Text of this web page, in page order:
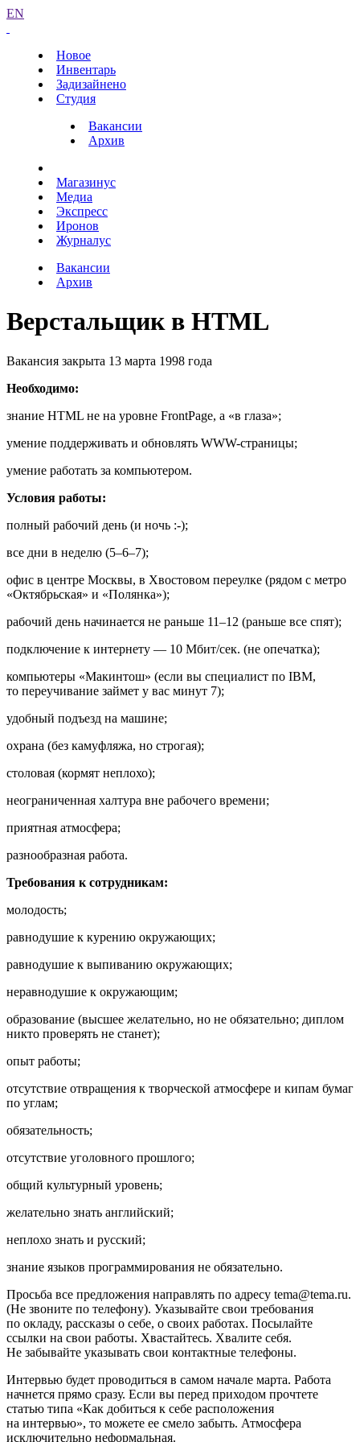
EN
Новое
Инвентарь
Задизайнено
Студия
Вакансии
Архив
Магазинус
Медиа
Экспресс
Иронов
Журналус
Вакансии
Архив
Верстальщик в HTML
Вакансия закрыта 13 марта 1998 года
Необходимо:
знание HTML не на уровне FrontPage, а «в глаза»;
умение поддерживать и обновлять WWW-страницы;
умение работать за компьютером.
Условия работы:
полный рабочий день (и ночь :-);
все дни в неделю (5–6–7);
офис в центре Москвы, в Хвостовом переулке (рядом с метро
«Октябрьская» и «Полянка»);
рабочий день начинается не раньше 11–12 (раньше все спят);
подключение к интернету — 10 Мбит/сек. (не опечатка);
компьютеры «Макинтош» (если вы специалист по IBM,
то переучивание займет у вас минут 7);
удобный подъезд на машине;
охрана (без камуфляжа, но строгая);
столовая (кормят неплохо);
неограниченная халтура вне рабочего времени;
приятная атмосфера;
разнообразная работа.
Требования к сотрудникам:
молодость;
равнодушие к курению окружающих;
равнодушие к выпиванию окружающих;
неравнодушие к окружающим;
образование (высшее желательно, но не обязательно; диплом
никто проверять не станет);
опыт работы;
отсутствие отвращения к творческой атмосфере и кипам бумаг
по углам;
обязательность;
отсутствие уголовного прошлого;
общий культурный уровень;
желательно знать английский;
неплохо знать и русский;
знание языков программирования не обязательно.
Просьба все предложения направлять по адресу tema@tema.ru.
(Не звоните по телефону). Указывайте свои требования
по окладу, рассказы о себе, о своих работах. Посылайте
ссылки на свои работы. Хвастайтесь. Хвалите себя.
Не забывайте указывать свои контактные телефоны.
Интервью будет проводиться в самом начале марта. Работа
начнется прямо сразу. Если вы перед приходом прочтете
статью типа «Как добиться к себе расположения
на интервью», то можете ее смело забыть. Атмосфера
исключительно неформальная.